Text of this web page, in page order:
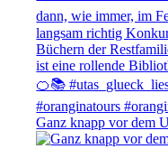
Ganz knapp vor dem